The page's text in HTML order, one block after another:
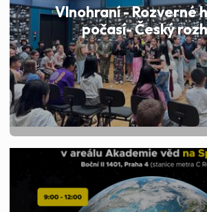
Vlnohraní - Rozverné
počasí- Český